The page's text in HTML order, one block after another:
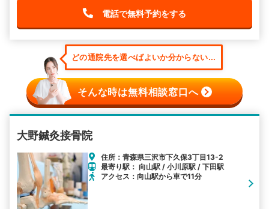
電話で無料予約をする
どの通院先を選べばよいか分からない...
そんな時は無料相談窓口へ
大野鍼灸接骨院
住所：青森県三沢市下久保3丁目13-2
最寄り駅： 向山駅 / 小川原駅 / 下田駅
アクセス：向山駅から車で11分